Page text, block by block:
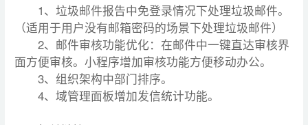
1、垃圾邮件报告中免登录情况下处理垃圾邮件。
（适用于用户没有邮箱密码的场景下处理垃圾邮件）
2、邮件审核功能优化：在邮件中一键直达审核界
面方便审核。小程序增加审核功能方便移动办公。
3、组织架构中部门排序。
4、域管理面板增加发信统计功能。